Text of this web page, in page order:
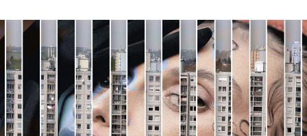
Vše o ČT